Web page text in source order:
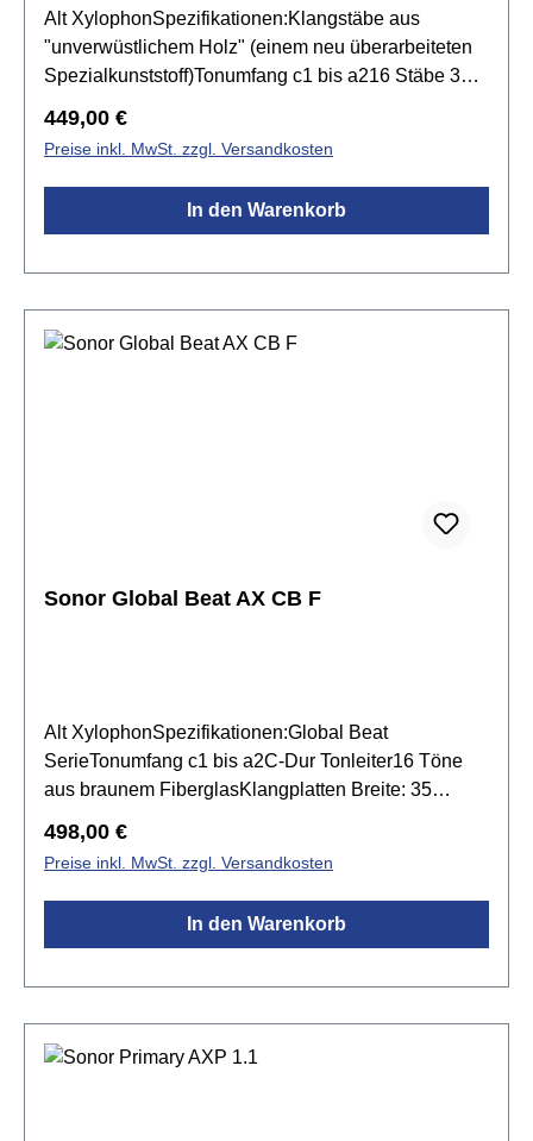
Alt XylophonSpezifikationen:Klangstäbe aus
"unverwüstlichem Holz" (einem neu überarbeiteten
Spezialkunststoff)Tonumfang c1 bis a216 Stäbe 32 x
aufgedruckter Notation sowohl in „c-d-e" als auch in
„do-re-mi"Resonanzkästen aus 12 mm starken
Kiefernholzmit Mehrfach-Resonanzkammern für
volumenreiches und harmonisches
Griffentextilumwickelte Klangstab-Auflagen für lange
Regulärer Preis:
449,00 €
Preise inkl. MwSt. zzgl. Versandkosten
In den Warenkorb
Sonor Global Beat AX CB F
Alt XylophonSpezifikationen:Global Beat
SerieTonumfang c1 bis a2C-Dur Tonleiter16 Töne
aus braunem FiberglasKlangplatten Breite: 35
Birkensperrholzinkl. 1 Paar Spezialschlägel &
Tasche für die folgenden Töne fis1, bb1, fis2, bb2
Regulärer Preis:
498,00 €
Preise inkl. MwSt. zzgl. Versandkosten
In den Warenkorb